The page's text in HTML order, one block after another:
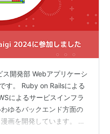
開発部 Webアプリケーシ
す。 Ruby on Railsによる
によるサービスインフラ
ゆるバックエンド方面の
画を開発しています。 今